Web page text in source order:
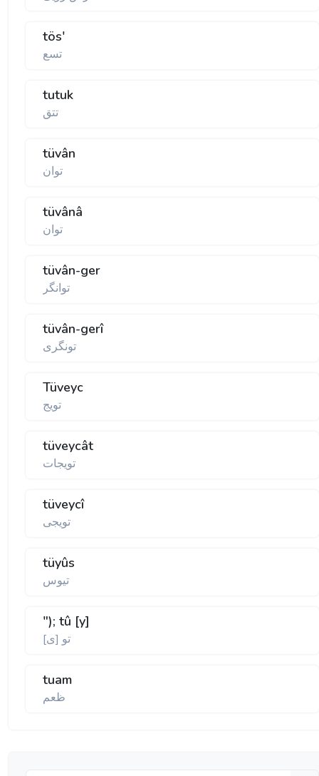
tös'
تسع
tutuk
تتق
tüvân
توان
tüvânâ
توان
tüvân-ger
توانگر
tüvân-gerî
تونگری
Tüveyc
تويج
tüveycât
تويجات
tüveycî
تويجی
tüyûs
تيوس
"); tû [y]
تو [ی]
tuam
ظعم